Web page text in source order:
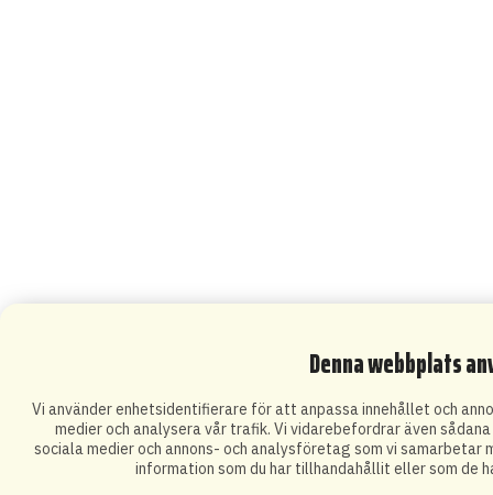
Denna webbplats
Vi använder enhetsidentifierare för att anpassa innehållet och
medier och analysera vår trafik. Vi vidarebefordrar även
sociala medier och annons- och analysföretag som vi samarbetar
information som du har tillhandahållit eller som de